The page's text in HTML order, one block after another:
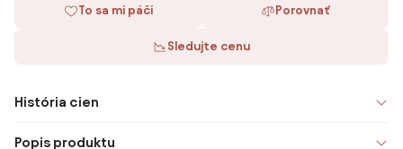
To sa mi páči Porovnať
Sledujte cenu
História cien
Popis produktu